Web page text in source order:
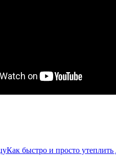
Как быстро и просто утеплить